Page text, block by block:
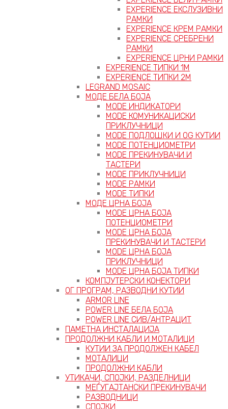
EXPERIENCE ЕКСЛУЗИВНИ
РАМКИ
EXPERIENCE КРЕМ РАМКИ
EXPERIENCE СРЕБРЕНИ
РАМКИ
EXPERIENCE ЦРНИ РАМКИ
EXPERIENCE ТИПКИ 1M
EXPERIENCE ТИПКИ 2М
LEGRAND MOSAIC
МОДЕ БЕЛА БОЈА
MODE ИНДИКАТОРИ
MODE КОМУНИКАЦИСКИ
ПРИКЛУЧНИЦИ
MODE ПОДЛОШКИ И OG КУТИИ
MODE ПОТЕНЦИОМЕТРИ
MODE ПРEКИНУВАЧИ И
ТАСТЕРИ
MODE ПРИКЛУЧНИЦИ
MODE РАМКИ
MODE ТИПКИ
МОДЕ ЦРНА БОЈА
MODE ЦРНА БОЈА
ПОТЕНЦИОМЕТРИ
MODE ЦРНА БОЈА
ПРЕКИНУВАЧИ И ТАСТЕРИ
MODE ЦРНА БОЈА
ПРИКЛУЧНИЦИ
MODE ЦРНА БОЈА ТИПКИ
КОМПЈУТЕРСКИ КОНЕКТОРИ
ОГ ПРОГРАМ, РАЗВОДНИ КУТИИ
ARMOR LINE
POWER LINE БЕЛА БОЈА
POWER LINE СИВ/АНТРАЦИТ
ПАМЕТНА ИНСТАЛАЦИЈА
ПРОДОЛЖНИ КАБЛИ И МОТАЛИЦИ
КУТИИ ЗА ПРОДОЛЖЕН КАБЕЛ
МОТАЛИЦИ
ПРОДОЛЖНИ КАБЛИ
УТИКАЧИ, СПОЈКИ, РАЗДЕЛНИЦИ
МЕЃУГАЈТАНСКИ ПРЕКИНУВАЧИ
РАЗВОДНИЦИ
СПОЈКИ